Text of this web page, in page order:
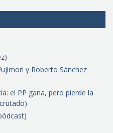
y Roberto Sánchez
el PP gana, pero pierde la